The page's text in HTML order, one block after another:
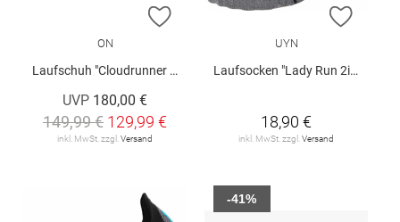
ZUR WUNSCHLISTE HINZUFÜGEN
ON
Laufschuh "Cloudrunner 2 Waterproof W"
UVP 180,00 €
149,99 € 129,99 €
inkl. MwSt. zzgl. Versand
ZUR
UYN
Laufsocken "Lady Run 2in"
18,90 €
inkl. MwSt. zzgl. Versand
-41%